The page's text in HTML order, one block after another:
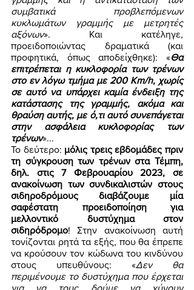
συμβατικά προβλεπόμενων
κυκλωμάτων γραμμής με μετρητές
αξόνων». Και κατέληγε,
προειδοποιώντας δραματικά (και
προφητικά, όπως αποδείχθηκε): «Θα
επιτρέπεται η κυκλοφορία των τρένων
στο εν λόγω τμήμα με 200 Km/h, χωρίς
σε αυτό να υπάρχει καμία ένδειξη της
κατάστασης της γραμμής, ακόμα και
θραύση αυτής, με ό,τι αυτό συνεπάγεται
στην ασφάλεια κυκλοφορίας των
τρένων»...
Το δεύτερο: μόλις τρεις εβδομάδες πριν
τη σύγκρουση των τρένων στα Τέμπη,
δηλ. στις 7 Φεβρουαρίου 2023, σε
ανακοίνωση των συνδικαλιστών στους
σιδηροδρόμους διαβάζουμε μία
σαφέστατη προειδοποίηση για
μελλοντικό δυστύχημα στον
σιδηρόδρομο! Στην ανακοίνωση αυτή
τονίζονται ρητά τα εξής, που θα έπρεπε
να κρούσουν τον κώδωνα του κινδύνου
στους υπευθύνους: «Δεν θα
περιμένουμε το δυστύχημα που έρχεται